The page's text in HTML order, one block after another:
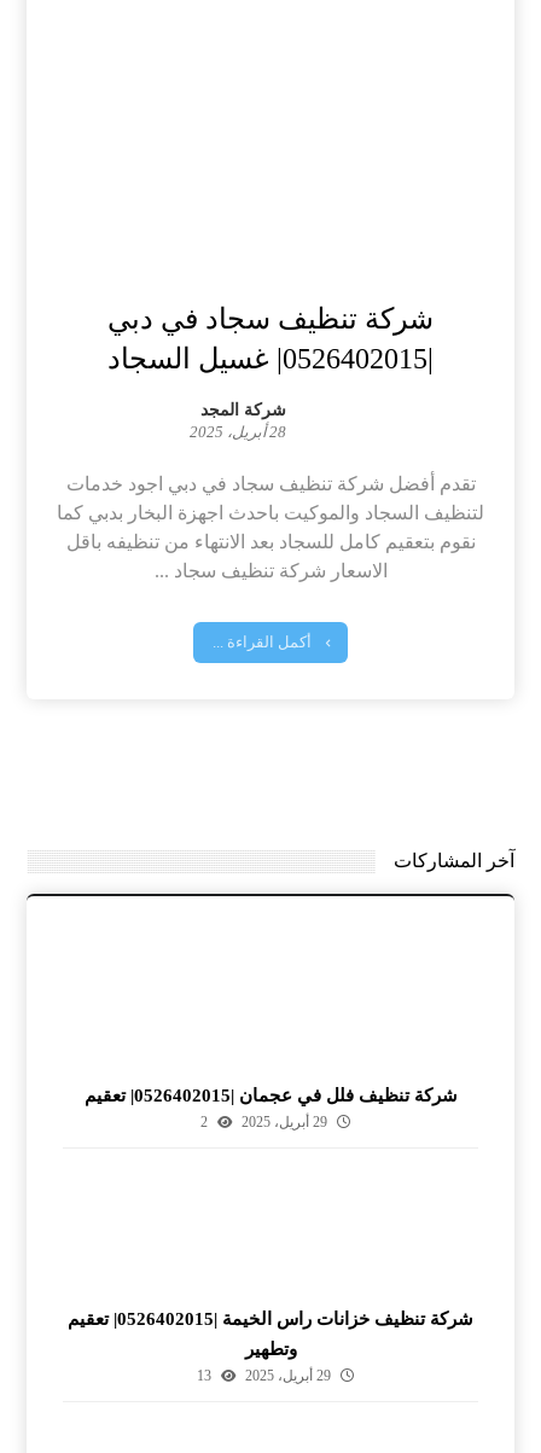
شركة تنظيف سجاد في دبي
|0526402015| غسيل السجاد
شركة المجد
28 أبريل، 2025
تقدم أفضل شركة تنظيف سجاد في دبي اجود خدمات
لتنظيف السجاد والموكيت باحدث اجهزة البخار بدبي كما
نقوم بتعقيم كامل للسجاد بعد الانتهاء من تنظيفه باقل
الاسعار شركة تنظيف سجاد ...
أكمل القراءة ...
آخر المشاركات
شركة تنظيف فلل في عجمان |0526402015| تعقيم
29 أبريل، 2025 2
شركة تنظيف خزانات راس الخيمة |0526402015| تعقيم
وتطهير
29 أبريل، 2025 13